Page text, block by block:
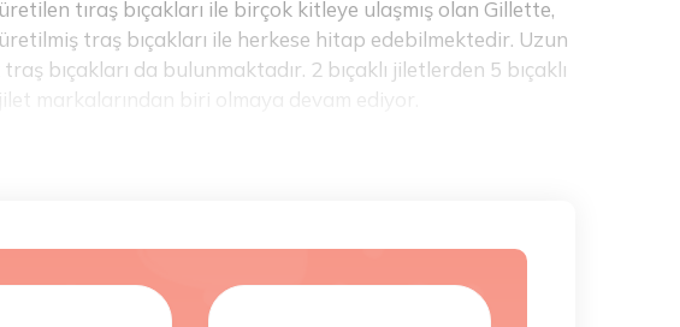
tıraş bıçakları ile birçok kitleye ulaşmış olan Gillette,
traş bıçakları ile herkese hitap edebilmektedir. Uzun
bıçakları da bulunmaktadır. 2 bıçaklı jiletlerden 5 bıçaklı
markalarından biri olmaya devam ediyor.
Tüyleri kökünden alarak daha pürüzsüz bir görünüme
serileri de mevcuttur. Farklı amaçlara yönelik özel olarak
erişebilirsiniz. İster tekli, ister ikili veya beşli tıraş bıçağı